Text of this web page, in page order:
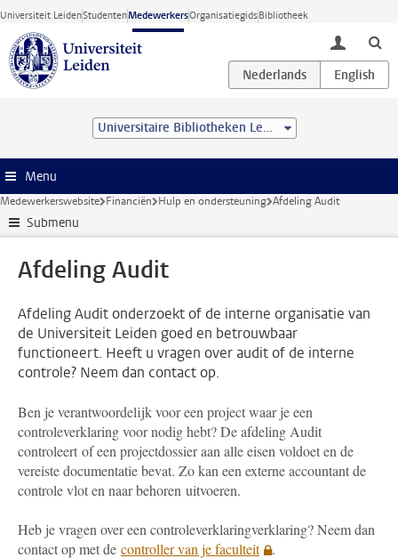
Ga direct naar de inhoud
Universiteit LeidenStudentenMedewerkersOrganisatiegidsBibliotheek
toggle
Universitaire Bibliotheken Leiden
Menu
Medewerkerswebsite Financiën Hulp en ondersteuning Afdeling Audit
Submenu
Afdeling Audit
Afdeling Audit onderzoekt of de interne organisatie van
de Universiteit Leiden goed en betrouwbaar
functioneert. Heeft u vragen over audit of de interne
controle? Neem dan contact op.
Ben je verantwoordelijk voor een project waar je een
controleverklaring voor nodig hebt? De afdeling Audit
controleert of een projectdossier aan alle eisen voldoet en de
vereiste documentatie bevat. Zo kan een externe accountant de
controle vlot en naar behoren uitvoeren.
Heb je vragen over een controleverklaringverklaring? Neem dan
contact op met de controller van je faculteit .